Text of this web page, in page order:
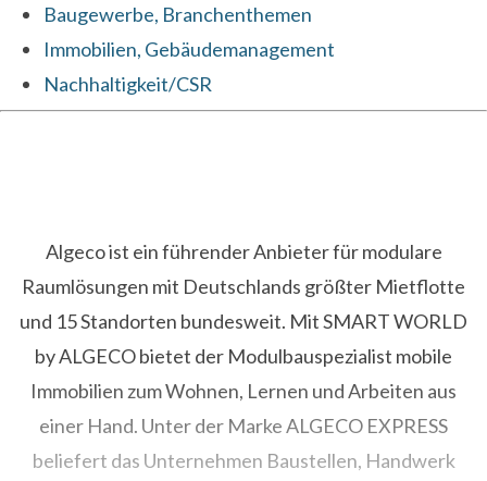
Baugewerbe, Branchenthemen
Immobilien, Gebäudemanagement
Nachhaltigkeit/CSR
Algeco ist ein führender Anbieter für modulare
Raumlösungen mit Deutschlands größter Mietflotte
und 15 Standorten bundesweit. Mit SMART WORLD
by ALGECO bietet der Modulbauspezialist mobile
Immobilien zum Wohnen, Lernen und Arbeiten aus
einer Hand. Unter der Marke ALGECO EXPRESS
beliefert das Unternehmen Baustellen, Handwerk